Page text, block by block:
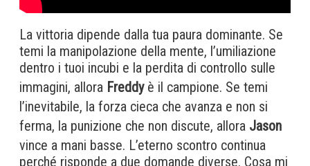
La vittoria dipende dalla tua paura dominante. Se
temi la manipolazione della mente, l’umiliazione
dentro i tuoi incubi e la perdita di controllo sulle
immagini, allora Freddy è il campione. Se temi
l’inevitabile, la forza cieca che avanza e non si
ferma, la punizione che non discute, allora Jason
vince a mani basse. L’eterno scontro continua
perché risponde a due domande diverse. Cosa mi